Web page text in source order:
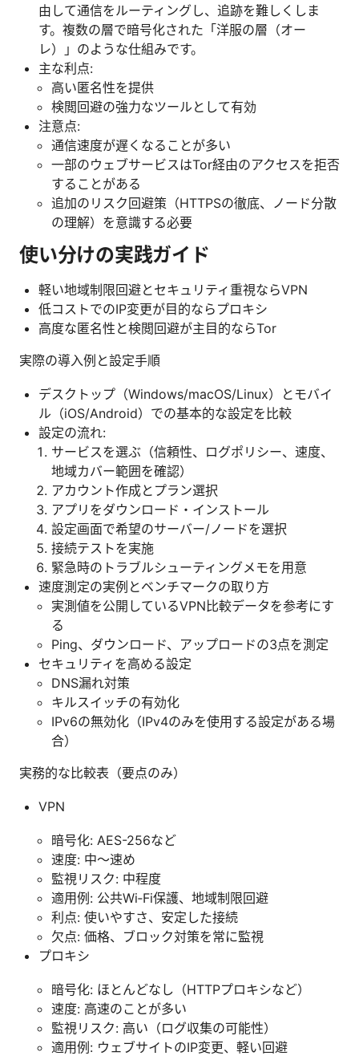
由して通信をルーティングし、追跡を難しくしま
す。複数の層で暗号化された「洋服の層（オー
レ）」のような仕組みです。
主な利点:
高い匿名性を提供
検閲回避の強力なツールとして有効
注意点:
通信速度が遅くなることが多い
一部のウェブサービスはTor経由のアクセスを拒否
することがある
追加のリスク回避策（HTTPSの徹底、ノード分散
の理解）を意識する必要
使い分けの実践ガイド
軽い地域制限回避とセキュリティ重視ならVPN
低コストでのIP変更が目的ならプロキシ
高度な匿名性と検閲回避が主目的ならTor
実際の導入例と設定手順
デスクトップ（Windows/macOS/Linux）とモバイ
ル（iOS/Android）での基本的な設定を比較
設定の流れ:
サービスを選ぶ（信頼性、ログポリシー、速度、
地域カバー範囲を確認）
アカウント作成とプラン選択
アプリをダウンロード・インストール
設定画面で希望のサーバー/ノードを選択
接続テストを実施
緊急時のトラブルシューティングメモを用意
速度測定の実例とベンチマークの取り方
実測値を公開しているVPN比較データを参考にす
る
Ping、ダウンロード、アップロードの3点を測定
セキュリティを高める設定
DNS漏れ対策
キルスイッチの有効化
IPv6の無効化（IPv4のみを使用する設定がある場
合）
実務的な比較表（要点のみ）
VPN
暗号化: AES-256など
速度: 中〜速め
監視リスク: 中程度
適用例: 公共Wi‑Fi保護、地域制限回避
利点: 使いやすさ、安定した接続
欠点: 価格、ブロック対策を常に監視
プロキシ
暗号化: ほとんどなし（HTTPプロキシなど）
速度: 高速のことが多い
監視リスク: 高い（ログ収集の可能性）
適用例: ウェブサイトのIP変更、軽い回避